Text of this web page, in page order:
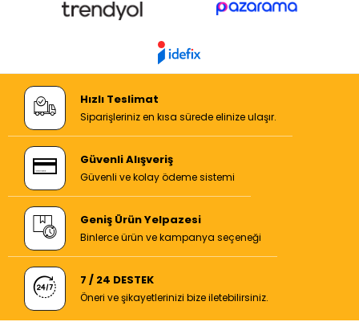
Hızlı Teslimat
Siparişleriniz en kısa sürede elinize ulaşır.
Güvenli Alışveriş
Güvenli ve kolay ödeme sistemi
Geniş Ürün Yelpazesi
Binlerce ürün ve kampanya seçeneği
7 / 24 DESTEK
Öneri ve şikayetlerinizi bize iletebilirsiniz.